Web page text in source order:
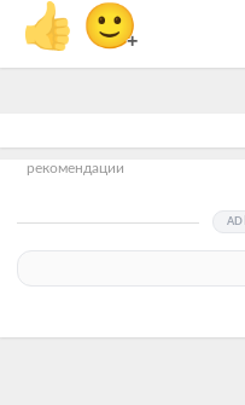
👍 🙂+
рекомендации